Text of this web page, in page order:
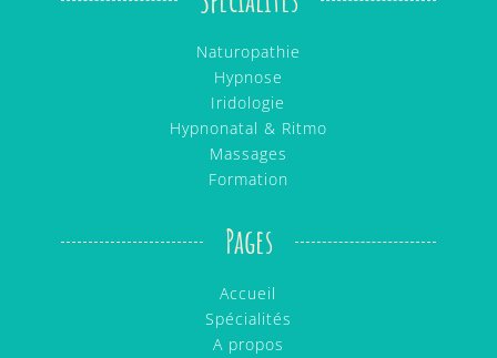
Naturopathie
Hypnose
Iridologie
Hypnonatal & Ritmo
Massages
Formation
Pages
Accueil
Spécialités
A propos